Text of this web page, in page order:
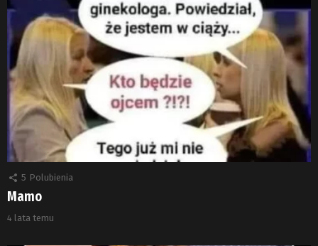
5 Polubienia
Mamo
4 lata temu